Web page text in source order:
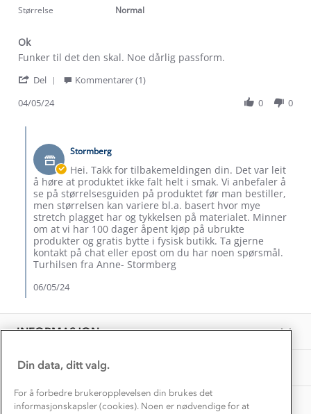
rating
Størrelse Normal
Ok
Review
Kamilla
on
May
review
Ok
Funker til det den skal. Noe dårlig passform.
Del
on
4
May
2024
Kommentarer (1)
04/05/24
0 0
Butikkeier
on
Review
by
Kamilla
R.
on
May
2024
Stormberg
Hei. Takk for tilbakemeldingen din. Det var leit
å høre at produktet ikke falt helt i smak. Vi anbefaler å
se på størrelsesguiden på produktet før man bestiller,
men størrelsen kan variere bl.a. basert hvor mye
stretch plagget har og tykkelsen på materialet. Minner
om at vi har 100 dager åpent kjøp på ubrukte
produkter og gratis bytte i fysisk butikk. Ta gjerne
kontakt på chat eller epost om du har noen spørsmål.
Turhilsen fra Anne- Stormberg
06/05/24
INFORMASJON
Kundeservice
Kontakt oss
Konkurransevinnere
Kundeklubb
Våre butikker
Bedrift, barnehage og SFO
Presse
OM OSS
Om Stormberg
Verdigrunnlag
Etisk handel
Dyreetikk
1% til samfunnet
Inkludering
Materialer
Personvern
Samarbeide med oss?
TIPS OG RÅD
Alt du trenger til Norgesferien
Dette trenger du til barnehagen
Gravidklær
Hvordan velge riktig turtøy?
Store størrelser
Turmat oppskrifter
Beredskap
Norgesferie 🇳🇴
Få turinspirasjon og tips her⛰
Overnatte utendørs⛺
Leirskole 🥾
Barnehageansatt
Din data, ditt valg.
For å forbedre brukeropplevelsen din brukes det
informasjonskapsler (cookies). Noen er nødvendige for at